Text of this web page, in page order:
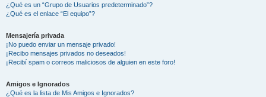
¿Qué es un “Grupo de Usuarios predeterminado”?
¿Qué es el enlace “El equipo”?
Mensajería privada
¡No puedo enviar un mensaje privado!
¡Recibo mensajes privados no deseados!
¡Recibí spam o correos maliciosos de alguien en este foro!
Amigos e Ignorados
¿Qué es la lista de Mis Amigos e Ignorados?